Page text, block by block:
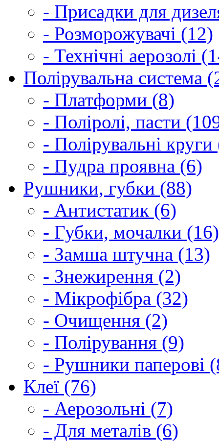
- Присадки для
- Розморожувачі (12)
- Технічні аерозолі
Полірувальна система
- Платформи (8)
- Поліролі, пасти
- Полірувальні
- Пудра проявна (6)
Рушники, губки (88)
- Антистатик (6)
- Губки, мочалки (16)
- Замша штучна (13)
- Знежирення (2)
- Мікрофібра (32)
- Очищення (2)
- Полірування (9)
- Рушники паперові
Клеї (76)
- Аерозольні (7)
- Для металів (6)